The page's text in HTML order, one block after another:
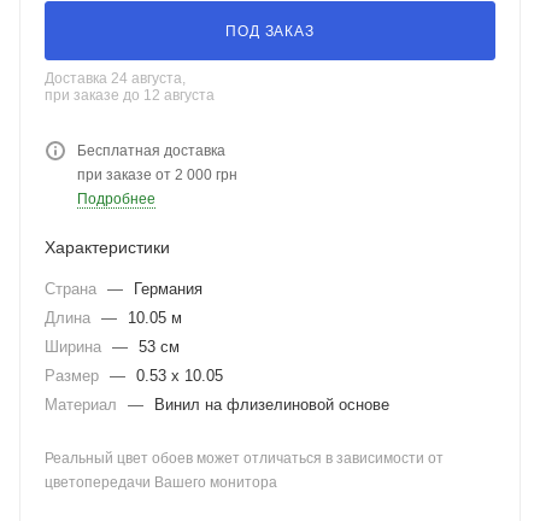
ПОД ЗАКАЗ
Доставка 24 августа,
при заказе до 12 августа
Бесплатная доставка
при заказе от 2 000 грн
Подробнее
Характеристики
Страна —
Германия
Длина —
10.05 м
Ширина — 53 см
Размер — 0.53 x 10.05
Материал
— Винил на флизелиновой основе
Реальный цвет обоев может отличаться в зависимости от
цветопередачи Вашего монитора